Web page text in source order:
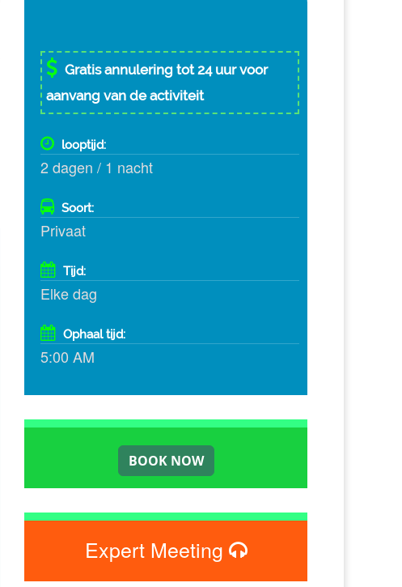
Gratis annulering tot 24 uur voor
aanvang van de activiteit
looptijd:
2 dagen / 1 nacht
Soort:
Privaat
Tijd:
Elke dag
Ophaal tijd:
5:00 AM
Expert Meeting